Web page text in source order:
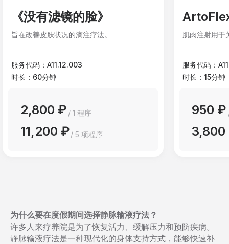
肌肉注射用于
服务代码：
时长：15分钟
950 ₽
3,800
《没有滤镜的脸》
旨在改善皮肤状况的滴注疗法。
服务代码：A11.12.003
时长：60分钟
2,800 ₽ / 1 程序
11,200 ₽/ 5 项程序
为什么要在度假期间选择静脉输液疗法？
许多人来疗养院是为了恢复活力、缓解压力和预防疾病。
静脉输液疗法是一种现代化的身体支持方式，能够快速补